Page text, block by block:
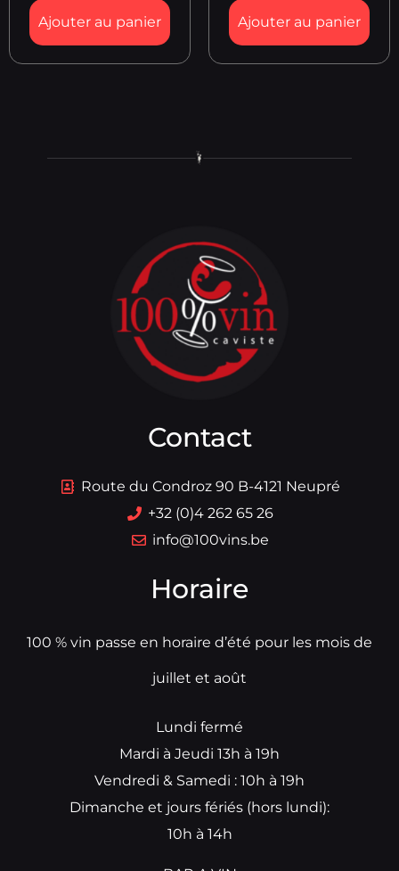
Ajouter au panier Ajouter au panier
Contact
Route du Condroz 90 B-4121 Neupré
+32 (0)4 262 65 26
info@100vins.be
Horaire
100 % vin passe en horaire d’été pour les mois de
juillet et août
Lundi fermé
Mardi à Jeudi 13h à 19h
Vendredi & Samedi : 10h à 19h
Dimanche et jours fériés (hors lundi):
10h à 14h